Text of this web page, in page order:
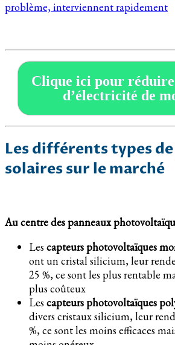
problème, interviennent rapidement
Clique ici pour
d’électricité de
Les différents types
solaires sur le marché
Au centre des panneaux
Les capteurs photovoltaïques
ont un cristal silicium, leur
25 %, ce sont les plus rentable
plus coûteux
Les capteurs photovoltaïques
divers cristaux silicium, leur
%, ce sont les moins efficaces